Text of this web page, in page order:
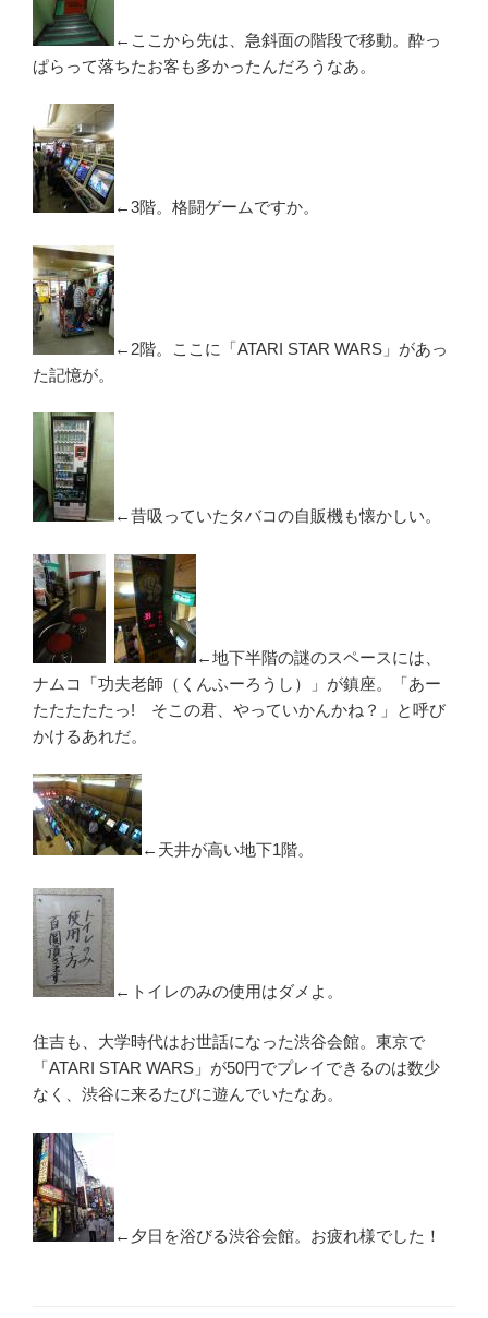
←ここから先は、急斜面の階段で移動。酔っ
ぱらって落ちたお客も多かったんだろうなあ。
←3階。格闘ゲームですか。
←2階。ここに「ATARI STAR WARS」があっ
た記憶が。
←昔吸っていたタバコの自販機も懐かしい。
←地下半階の謎のスペースには、
ナムコ「功夫老師（くんふーろうし）」が鎮座。「あー
たたたたたっ! そこの君、やっていかんかね？」と呼び
かけるあれだ。
←天井が高い地下1階。
←トイレのみの使用はダメよ。
住吉も、大学時代はお世話になった渋谷会館。東京で
「ATARI STAR WARS」が50円でプレイできるのは数少
なく、渋谷に来るたびに遊んでいたなあ。
←夕日を浴びる渋谷会館。お疲れ様でした！